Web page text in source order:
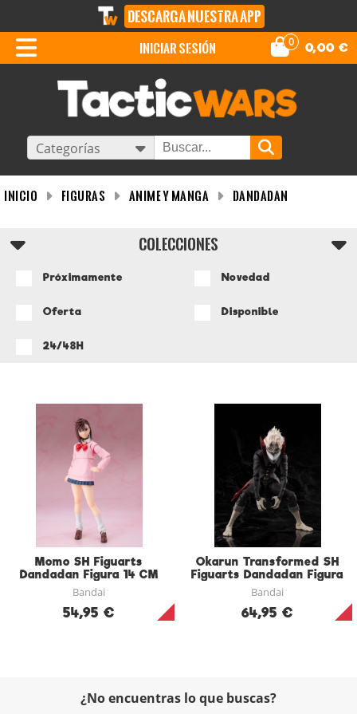
DESCARGA NUESTRA APP
0 0,00 €
iniciar sesión
Categorías
INICIO Figuras Anime y Manga Dandadan
COLECCIONES
Próximamente Novedad
Oferta Disponible
24/48H
Momo SH Figuarts
Dandadan Figura 14 CM
Bandai
54,95 €
Okarun Transformed SH
Figuarts Dandadan Figura
15 CM
Bandai
64,95 €
¿No encuentras lo que buscas?